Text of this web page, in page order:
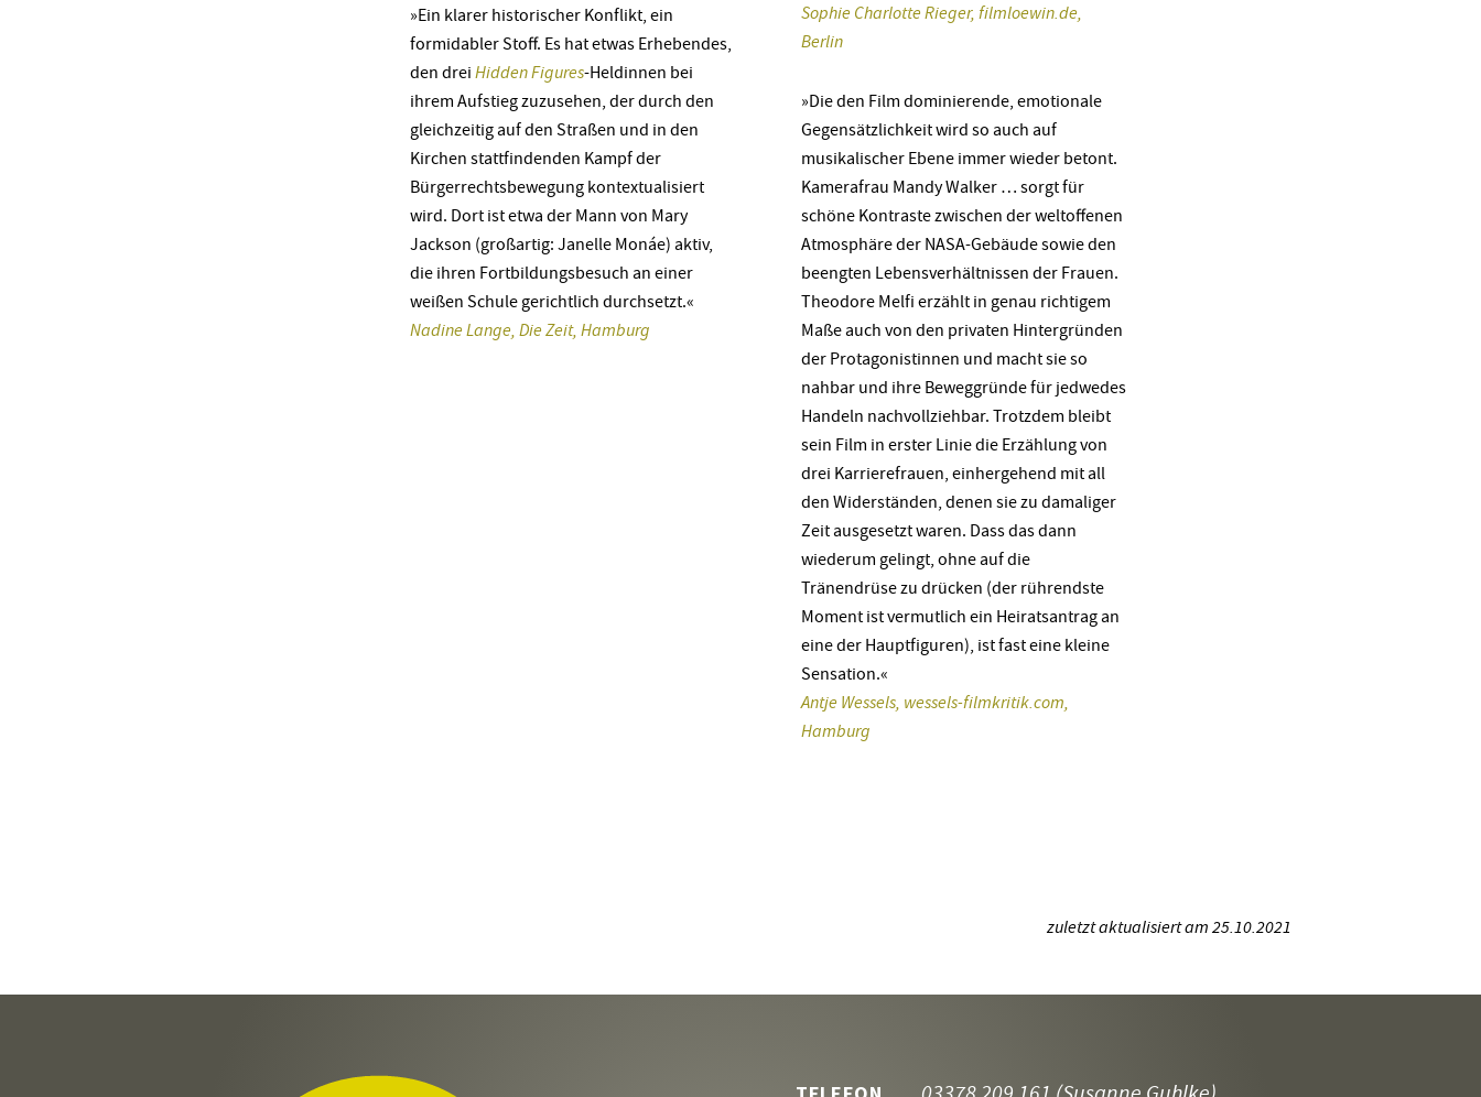
»Ein klarer historischer Konflikt, ein
formidabler Stoff. Es hat etwas Erhebendes,
den drei Hidden Figures-Heldinnen bei
ihrem Aufstieg zuzusehen, der durch den
gleichzeitig auf den Straßen und in den
Kirchen stattfindenden Kampf der
Bürgerrechtsbewegung kontextualisiert
wird. Dort ist etwa der Mann von Mary
Jackson (großartig: Janelle Monáe) aktiv,
die ihren Fortbildungsbesuch an einer
weißen Schule gerichtlich durchsetzt.«
Nadine Lange, Die Zeit, Hamburg
Sophie Charlotte Rieger, filmloewin.de,
Berlin
»Die den Film dominierende, emotionale
Gegensätzlichkeit wird so auch auf
musikalischer Ebene immer wieder betont.
Kamerafrau Mandy Walker … sorgt für
schöne Kontraste zwischen der weltoffenen
Atmosphäre der NASA-Gebäude sowie den
beengten Lebensverhältnissen der Frauen.
Theodore Melfi erzählt in genau richtigem
Maße auch von den privaten Hintergründen
der Protagonistinnen und macht sie so
nahbar und ihre Beweggründe für jedwedes
Handeln nachvollziehbar. Trotzdem bleibt
sein Film in erster Linie die Erzählung von
drei Karrierefrauen, einhergehend mit all
den Widerständen, denen sie zu damaliger
Zeit ausgesetzt waren. Dass das dann
wiederum gelingt, ohne auf die
Tränendrüse zu drücken (der rührendste
Moment ist vermutlich ein Heiratsantrag an
eine der Hauptfiguren), ist fast eine kleine
Sensation.«
Antje Wessels, wessels-filmkritik.com,
Hamburg
zuletzt aktualisiert am 25.10.2021